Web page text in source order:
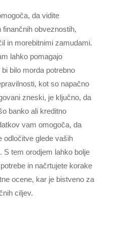
da vidite
obveznostih,
in morebitnimi zamudami.
lahko pomagajo
bilo morda potrebno
kot so napačno
zneski, je ključno, da
banko ali kreditno
vam omogoča, da
odločitve glede vaših
S tem orodjem lahko bolje
in načrtujete korake
ocene, kar je bistveno za
ciljev.